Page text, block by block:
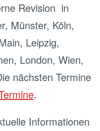
Revision in
Münster, Köln,
Leipzig,
London, Wien,
nächsten Termine
.
Informationen